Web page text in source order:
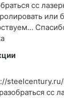
cc
или
cc